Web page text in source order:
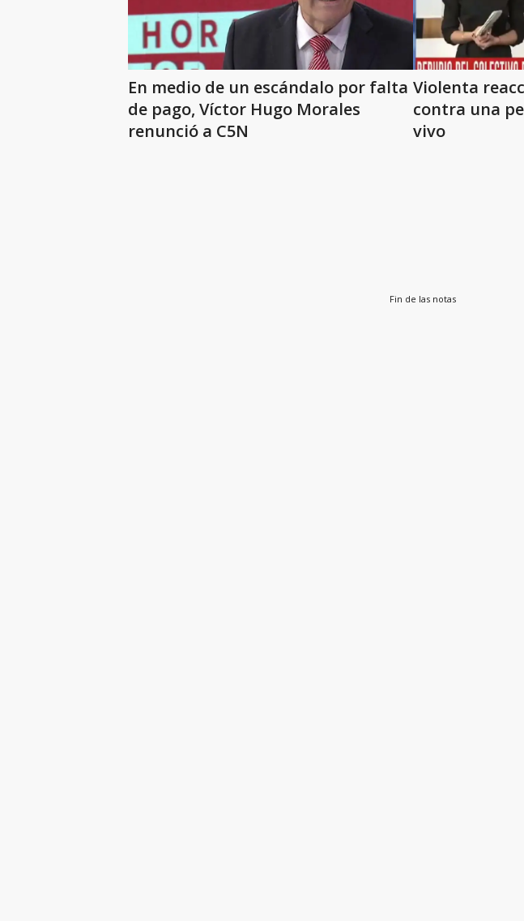
En medio de un escándalo por falta
de pago, Víctor Hugo Morales
renunció a C5N
Violenta
contra una
vivo
Fin de las notas